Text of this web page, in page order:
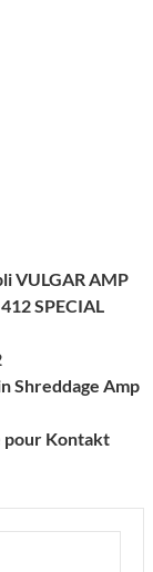
VULGAR AMP
SPECIAL
Shreddage Amp
pour Kontakt